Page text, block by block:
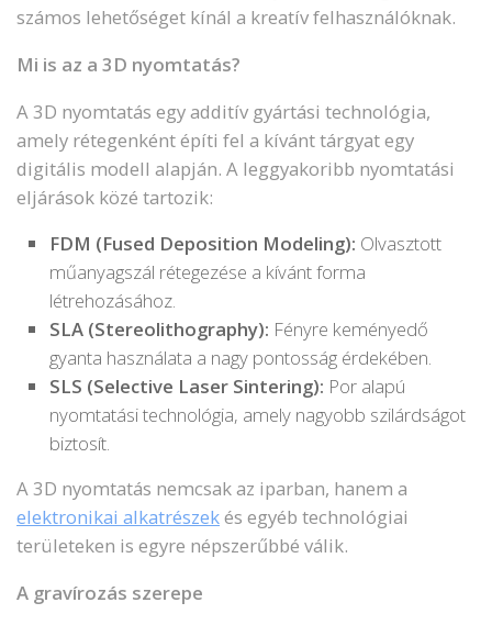
számos lehetőséget kínál a kreatív felhasználóknak.
Mi is az a 3D nyomtatás?
A 3D nyomtatás egy additív gyártási technológia,
amely rétegenként építi fel a kívánt tárgyat egy
digitális modell alapján. A leggyakoribb nyomtatási
eljárások közé tartozik:
FDM (Fused Deposition Modeling): Olvasztott
műanyagszál rétegezése a kívánt forma
létrehozásához.
SLA (Stereolithography): Fényre keményedő
gyanta használata a nagy pontosság érdekében.
SLS (Selective Laser Sintering): Por alapú
nyomtatási technológia, amely nagyobb szilárdságot
biztosít.
A 3D nyomtatás nemcsak az iparban, hanem a
elektronikai alkatrészekés egyéb technológiai
területeken is egyre népszerűbbé válik.
A gravírozás szerepe